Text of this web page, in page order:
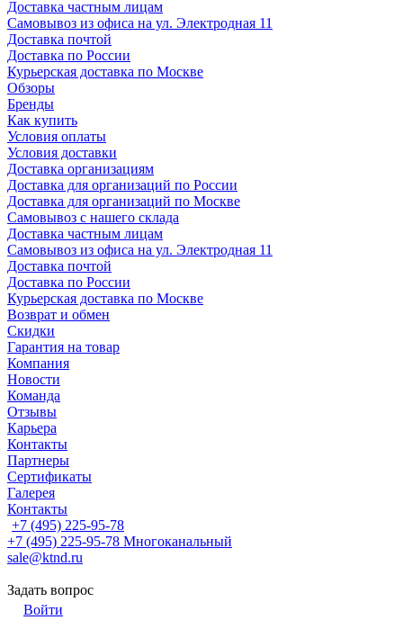
Доставка частным лицам
Самовывоз из офиса на ул. Электродная 11
Доставка почтой
Доставка по России
Курьерская доставка по Москве
Обзоры
Бренды
Как купить
Условия оплаты
Условия доставки
Доставка организациям
Доставка для организаций по России
Доставка для организаций по Москве
Самовывоз с нашего склада
Доставка частным лицам
Самовывоз из офиса на ул. Электродная 11
Доставка почтой
Доставка по России
Курьерская доставка по Москве
Возврат и обмен
Скидки
Гарантия на товар
Компания
Новости
Команда
Отзывы
Карьера
Контакты
Партнеры
Сертификаты
Галерея
Контакты
+7 (495) 225-95-78
+7 (495) 225-95-78 Многоканальный
sale@ktnd.ru
Задать вопрос
Войти